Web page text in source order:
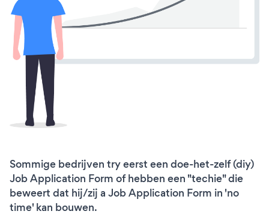
Sommige bedrijven try eerst een doe-het-zelf (diy)
Job Application Form of hebben een "techie" die
beweert dat hij/zij a Job Application Form in 'no
time' kan bouwen.